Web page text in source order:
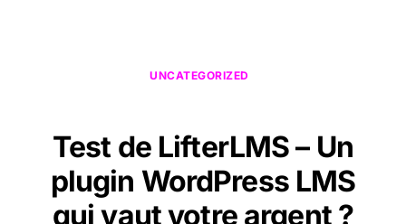
UNCATEGORIZED
Test de LifterLMS – Un
plugin WordPress LMS
qui vaut votre argent ?